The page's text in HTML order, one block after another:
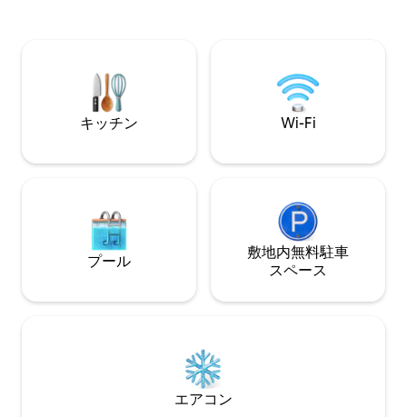
のご家族に最適です。 🚫 🐶 申し訳ありま
せんが、ペットの同伴は禁止されていま
10～15分以内：
ン、レストラン、
分：マレー湖、ア
ー滝
キッチン Wi-Fi
プール
敷地内無料駐⁠車
ス⁠ペ⁠ー⁠ス
エアコン